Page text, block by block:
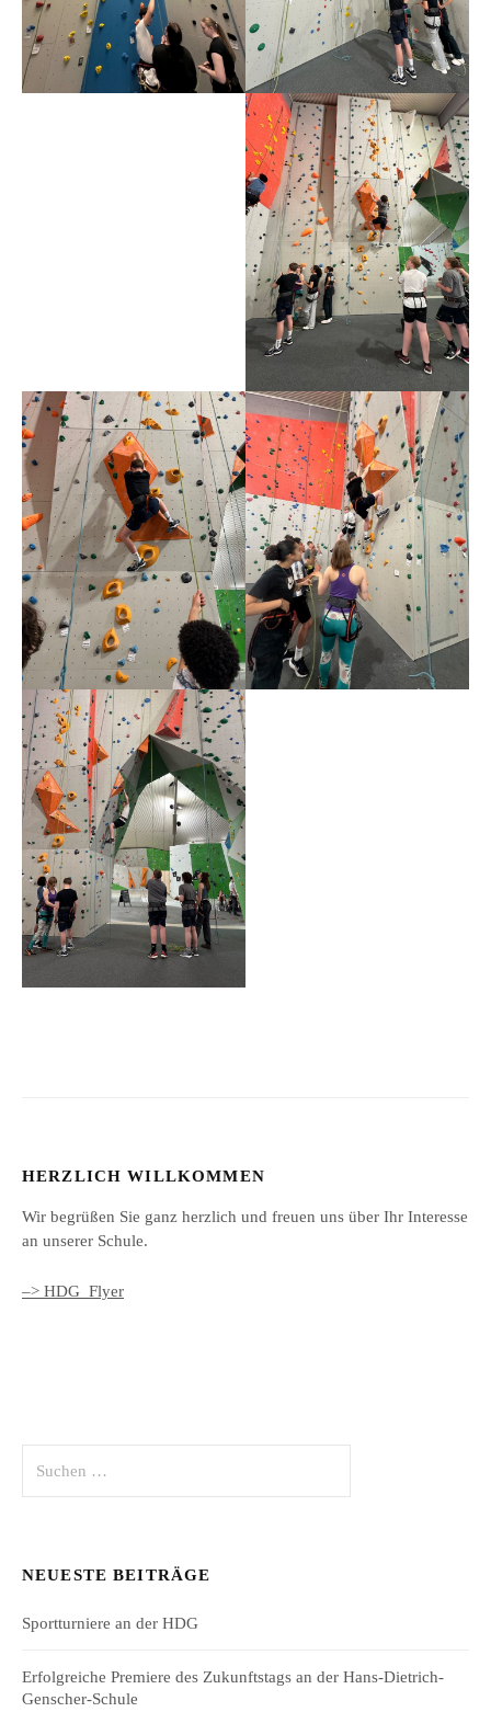
HERZLICH WILLKOMMEN
Wir begrüßen Sie ganz herzlich und freuen uns über Ihr Interesse
an unserer Schule.
–> HDG_Flyer
nach:
NEUESTE BEITRÄGE
Sportturniere an der HDG
Erfolgreiche Premiere des Zukunftstags an der Hans-Dietrich-
Genscher-Schule